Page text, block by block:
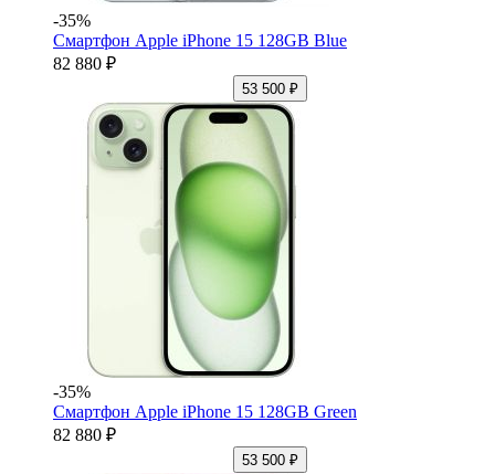
-35%
Смартфон Apple iPhone 15 128GB Blue
82 880 ₽
53 500 ₽
-35%
Смартфон Apple iPhone 15 128GB Green
82 880 ₽
53 500 ₽